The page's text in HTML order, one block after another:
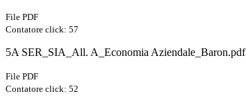
File PDF
Contatore click: 57
5A SER_SIA_All. A_Economia Aziendale_Baron.pdf
File PDF
Contatore click: 52